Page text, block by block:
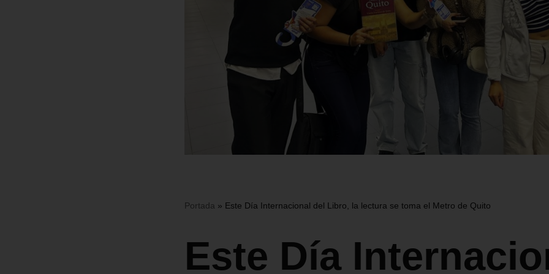
Portada » Este Día Internacional del Libro, la lectura se toma el Metro de Quito
Este Día